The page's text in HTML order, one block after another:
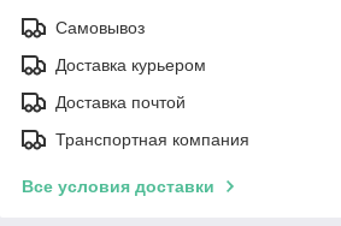
Самовывоз
Доставка курьером
Доставка почтой
Транспортная компания
Все условия доставки